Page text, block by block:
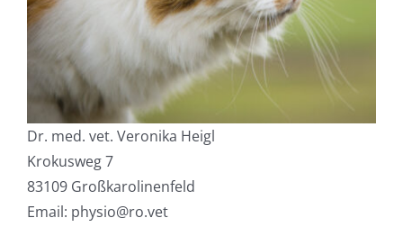
Formulare
Dr. med. vet. Veronika Heigl
Krokusweg 7
83109 Großkarolinenfeld
Email: physio@ro.vet